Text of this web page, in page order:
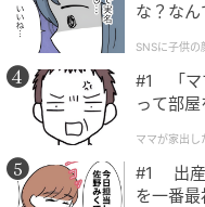
な？なん
SNSに子供の
#1 「マ
って部
ママが家出し
#1 出産
を一番